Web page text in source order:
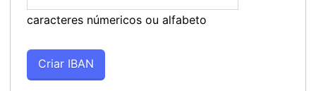
caracteres númericos ou alfabeto